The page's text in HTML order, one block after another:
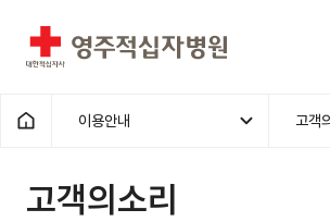
영주적십자병원
홈으로
이용안내 고객
고객의소리